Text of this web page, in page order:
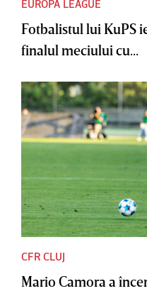
EUROPA LEAGUE
Fotbalistul lui KuPS
finalul meciului cu...
CFR CLUJ
Mario Camora a